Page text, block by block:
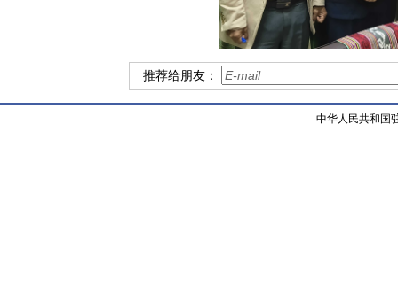
推荐给朋友：
中华人民共和国